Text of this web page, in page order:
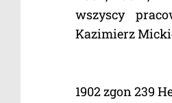
wszyscy
Kazimierz
1902 zgon 239